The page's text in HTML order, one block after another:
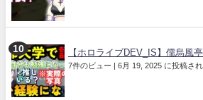
【ホロライブDEV_IS】儒烏風
7件のビュー | 6月 19, 2025 に投稿さ